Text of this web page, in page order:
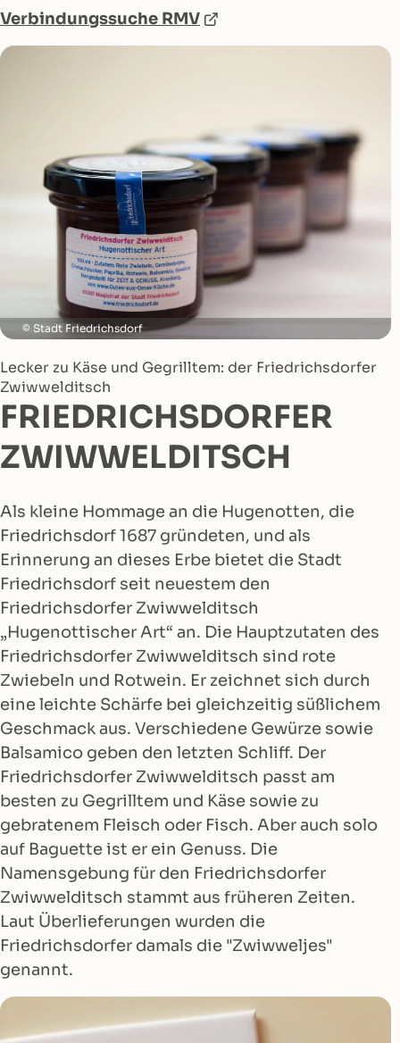
Verbindungssuche RMV
Stadt Friedrichsdorf
Lecker zu Käse und Gegrilltem: der Friedrichsdorfer
Zwiwwelditsch
FRIEDRICHSDORFER
ZWIWWELDITSCH
Als kleine Hommage an die Hugenotten, die
Friedrichsdorf 1687 gründeten, und als
Erinnerung an dieses Erbe bietet die Stadt
Friedrichsdorf seit neuestem den
Friedrichsdorfer Zwiwwelditsch
„Hugenottischer Art“ an. Die Hauptzutaten des
Friedrichsdorfer Zwiwwelditsch sind rote
Zwiebeln und Rotwein. Er zeichnet sich durch
eine leichte Schärfe bei gleichzeitig süßlichem
Geschmack aus. Verschiedene Gewürze sowie
Balsamico geben den letzten Schliff. Der
Friedrichsdorfer Zwiwwelditsch passt am
besten zu Gegrilltem und Käse sowie zu
gebratenem Fleisch oder Fisch. Aber auch solo
auf Baguette ist er ein Genuss. Die
Namensgebung für den Friedrichsdorfer
Zwiwwelditsch stammt aus früheren Zeiten.
Laut Überlieferungen wurden die
Friedrichsdorfer damals die "Zwiwweljes"
genannt.